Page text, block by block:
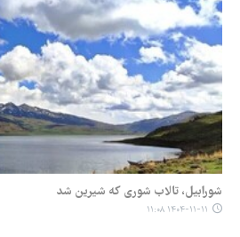
شورابیل، تالاب شوری که شیرین شد
۱۴۰۴-۱۱-۱۱ ۱۱:۰۸